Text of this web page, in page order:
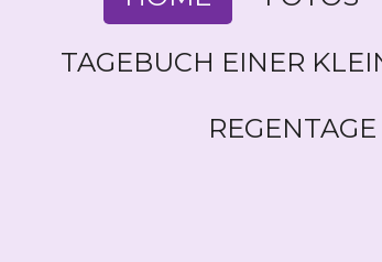
TAGEBUCH EINER
REGENTAGE